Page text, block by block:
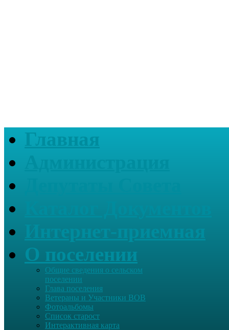
Главная
О поселении
Общие сведения о сельском
поселении
Глава поселения
Ветераны и Участники ВОВ
Фотоальбомы
Список старост
Интерактивная карта